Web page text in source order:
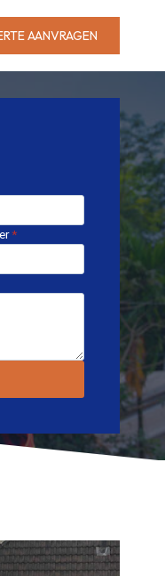
AANVRAGEN
*